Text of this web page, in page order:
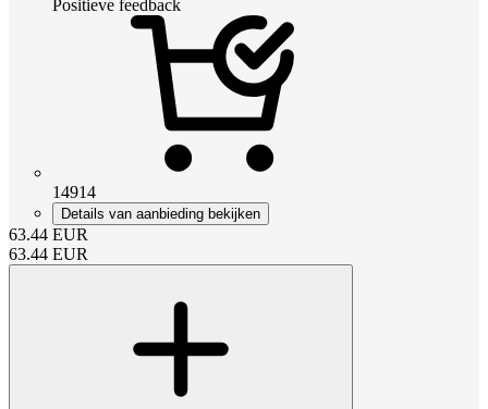
Positieve feedback
14914
Details van aanbieding bekijken
63.44 EUR
63.44 EUR